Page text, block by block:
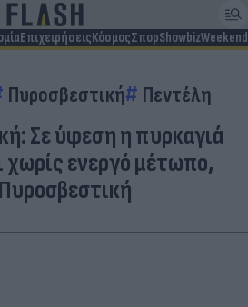
ΕπιχειρήσειςΚόσμοςΣπορShowbizWeekend
Πυροσβεστική Πεντέλη
Σε ύφεση η πυρκαγιά
χωρίς ενεργό μέτωπο,